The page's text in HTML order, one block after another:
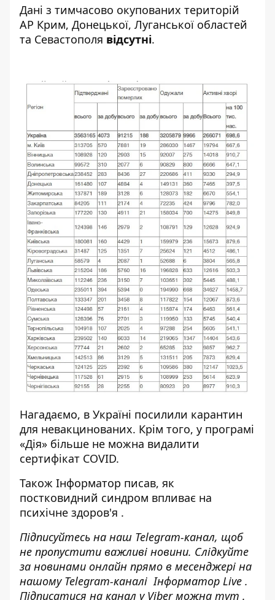
Дані з тимчасово окупованих територій
АР Крим, Донецької, Луганської областей
та Севастополя відсутні.
Нагадаємо, в Україні посилили карантин
для невакцинованих. Крім того, у програмі
«Дія» більше не можна видалити
сертифікат COVID.
Також Інформатор писав, як
постковидний синдром впливає на
психічне здоров'я .
Підписуйтесь на наш Telegram-канал, щоб
не пропустити важливі новини. Слідкуйте
за новинами онлайн прямо в месенджері на
нашому Telegram-каналіІнформатор Live .
Підписатися на канал у Viber можна тут .